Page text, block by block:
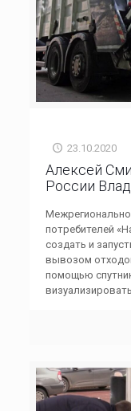
23.10.2020
Алексей
России
потребителей
создать и
вывозом
помощью